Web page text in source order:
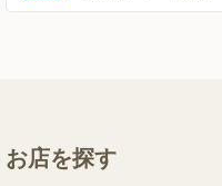
お店を探す